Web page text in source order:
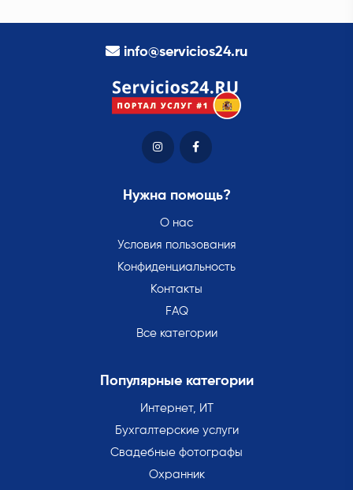
info@servicios24.ru
Нужна помощь?
О нас
Условия пользования
Конфиденциальность
Контакты
FAQ
Все категории
Популярные категории
Интернет, ИТ
Бухгалтерские услуги
Свадебные фотографы
Охранник